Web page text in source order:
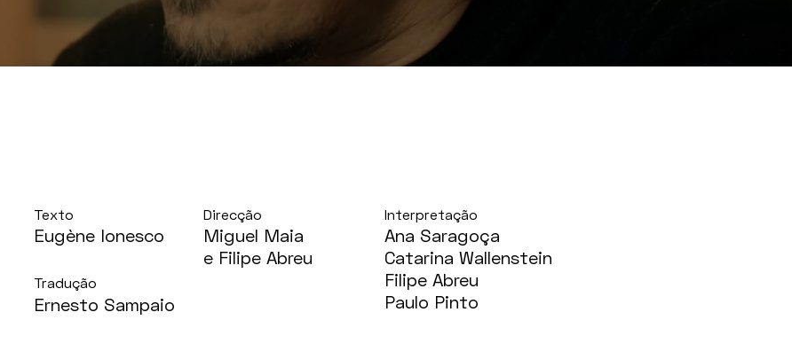
Texto
Eugène Ionesco
Tradução
Ernesto Sampaio
Direcção
Miguel Maia
e Filipe Abreu
Interpretação
Ana Saragoça
Catarina Wallenstein
Filipe Abreu
Paulo Pinto